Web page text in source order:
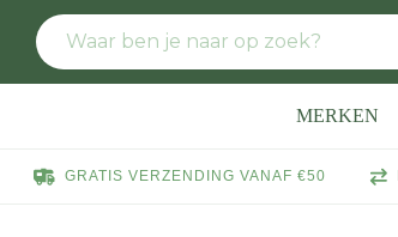
MERKEN
GRATIS VERZENDING VANAF €50